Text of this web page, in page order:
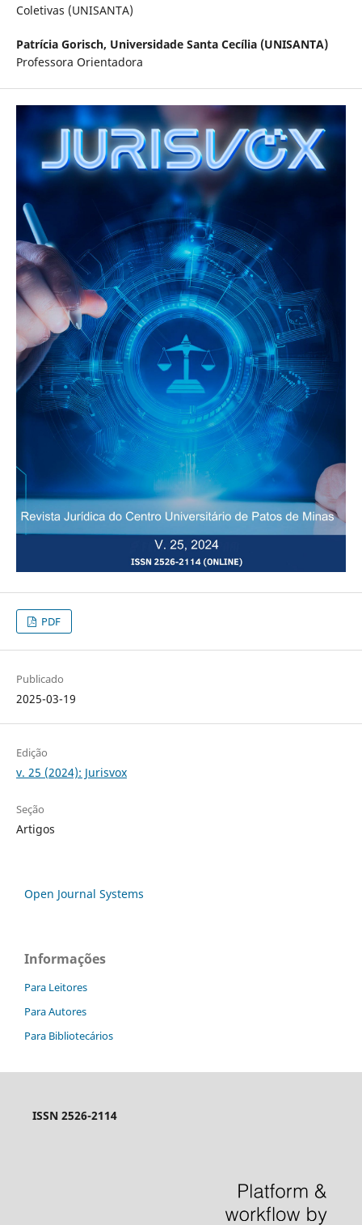
Coletivas (UNISANTA)
Patrícia Gorisch, Universidade Santa Cecília (UNISANTA)
Professora Orientadora
PDF
Publicado
2025-03-19
Edição
v. 25 (2024): Jurisvox
Seção
Artigos
Open Journal Systems
Informações
Para Leitores
Para Autores
Para Bibliotecários
ISSN 2526-2114